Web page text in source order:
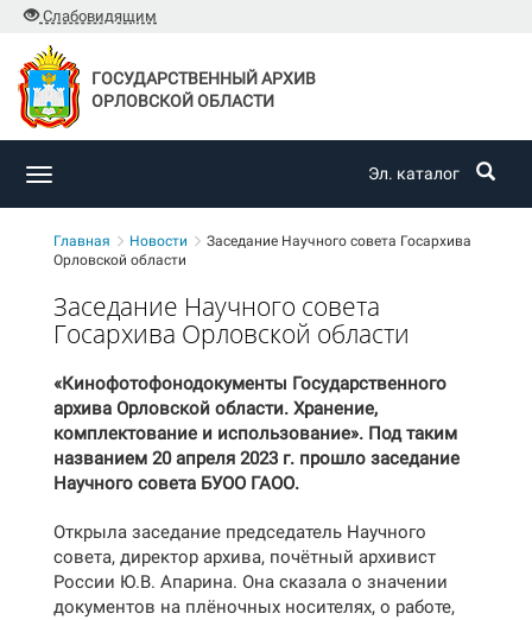
Слабовидящим
ГОСУДАРСТВЕННЫЙ АРХИВ
ОРЛОВСКОЙ ОБЛАСТИ
Toggle
Эл. каталог
Главная Новости
Заседание Научного совета Госархива
Орловской области
Заседание Научного совета
Госархива Орловской области
«Кинофотофонодокументы Государственного
архива Орловской области. Хранение,
комплектование и использование». Под таким
названием 20 апреля 2023 г. прошло заседание
Научного совета БУОО ГАОО.
Открыла заседание председатель Научного
совета, директор архива, почётный архивист
России Ю.В. Апарина. Она сказала о значении
документов на плёночных носителях, о работе,